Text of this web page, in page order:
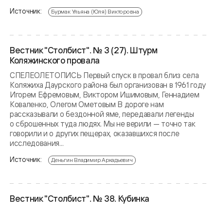
Источник: Бурмак Ульяна (Юля) Викторовна
Вестник "Столбист". № 3 (27). Штурм
Коляжинского провала
СПЕЛЕОЛЕТОПИСЬ Первый спуск в провал близ села
Коляжиха Даурского района был организован в 1961 году
Игорем Ефремовым, Виктором Ишимовым, Геннадием
Коваленко, Олегом Ометовым В дороге нам
рассказывали о бездонной яме, передавали легенды
о сброшенных туда людях. Мы не верили — точно так
говорили и о других пещерах, оказавшихся после
исследования...
Источник: Деньгин Владимир Аркадьевич
Вестник "Столбист". № 38. Кубинка